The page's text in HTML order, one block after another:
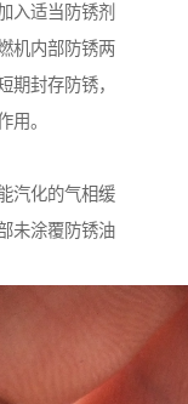
入适当防锈剂
机内部防锈两
期封存防锈，
用。
汽化的气相缓
未涂覆防锈油